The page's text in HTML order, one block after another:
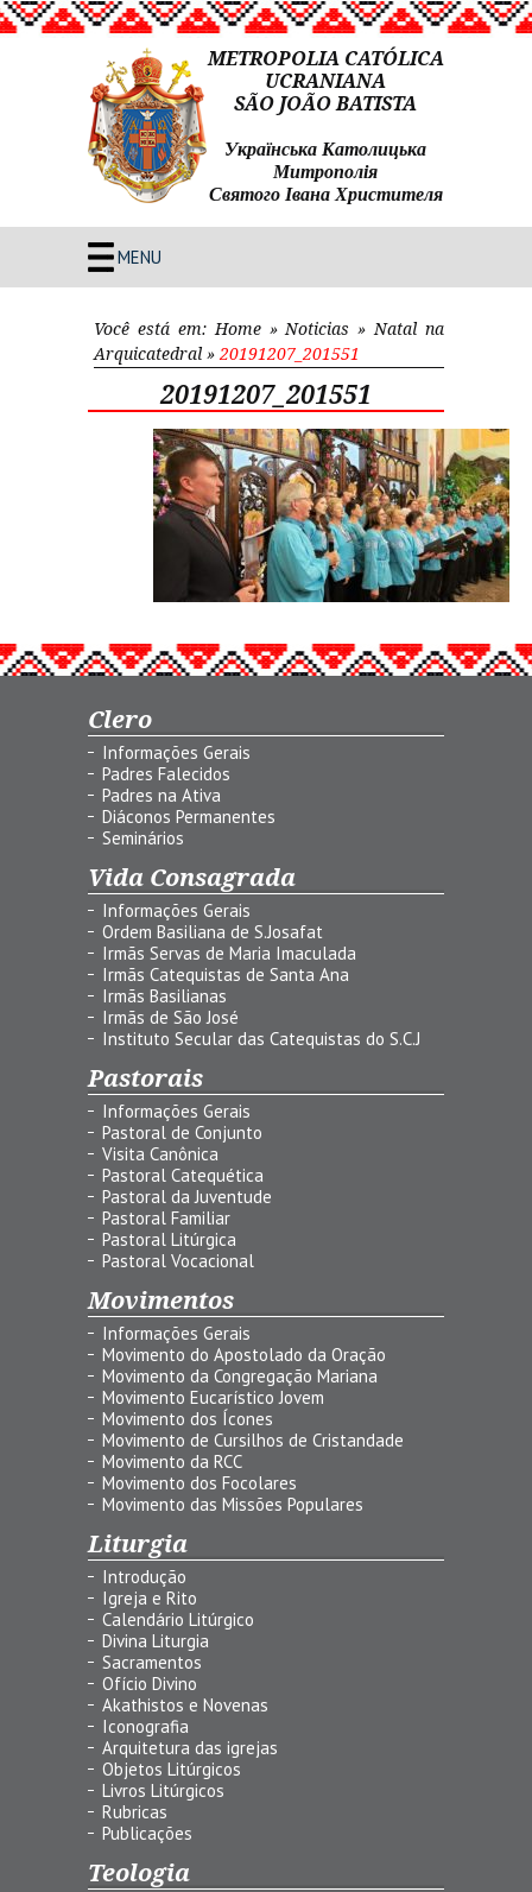
METROPOLIA CATÓLICA
UCRANIANA
SÃO JOÃO BATISTA
Українська Католицька
Митрополія
Святого Івана Христителя
MENU
Você está em: Home» Noticias » Natal na
Arquicatedral » 20191207_201551
20191207_201551
Clero
Informações Gerais
Padres Falecidos
Padres na Ativa
Diáconos Permanentes
Seminários
Vida Consagrada
Informações Gerais
Ordem Basiliana de S.Josafat
Irmãs Servas de Maria Imaculada
Irmãs Catequistas de Santa Ana
Irmãs Basilianas
Irmãs de São José
Instituto Secular das Catequistas do S.C.J
Pastorais
Informações Gerais
Pastoral de Conjunto
Visita Canônica
Pastoral Catequética
Pastoral da Juventude
Pastoral Familiar
Pastoral Litúrgica
Pastoral Vocacional
Movimentos
Informações Gerais
Movimento do Apostolado da Oração
Movimento da Congregação Mariana
Movimento Eucarístico Jovem
Movimento dos Ícones
Movimento de Cursilhos de Cristandade
Movimento da RCC
Movimento dos Focolares
Movimento das Missões Populares
Liturgia
Introdução
Igreja e Rito
Calendário Litúrgico
Divina Liturgia
Sacramentos
Ofício Divino
Akathistos e Novenas
Iconografia
Arquitetura das igrejas
Objetos Litúrgicos
Livros Litúrgicos
Rubricas
Publicações
Teologia